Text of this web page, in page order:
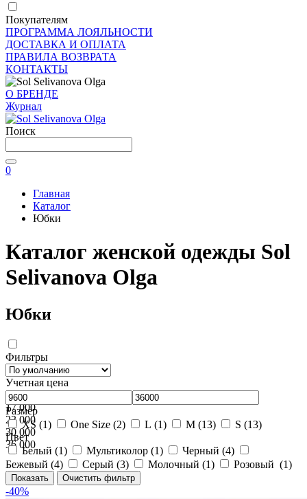
Покупателям
ПРОГРАММА ЛОЯЛЬНОСТИ
ДОСТАВКА И ОПЛАТА
ПРАВИЛА ВОЗВРАТА
КОНТАКТЫ
О БРЕНДЕ
Журнал
Поиск
0
Главная
Каталог
Юбки
Каталог женской одежды Sol
Selivanova Olga
Юбки
Фильтры
Учетная цена
10 000
17 000
23 000
30 000
36 000
Размер
XS (1) One Size (2) L (1) M (13) S (13)
Цвет
Белый (1) Мультиколор (1) Черный (4)
Бежевый (4) Серый (3) Молочный (1) Розовый (1)
-40%